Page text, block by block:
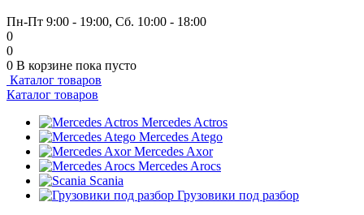
Пн-Пт 9:00 - 19:00, Сб. 10:00 - 18:00
0
0
0 В корзине пока пусто
Каталог товаров
Каталог товаров
Mercedes Actros
Mercedes Atego
Mercedes Axor
Mercedes Arocs
Scania
Грузовики под разбор